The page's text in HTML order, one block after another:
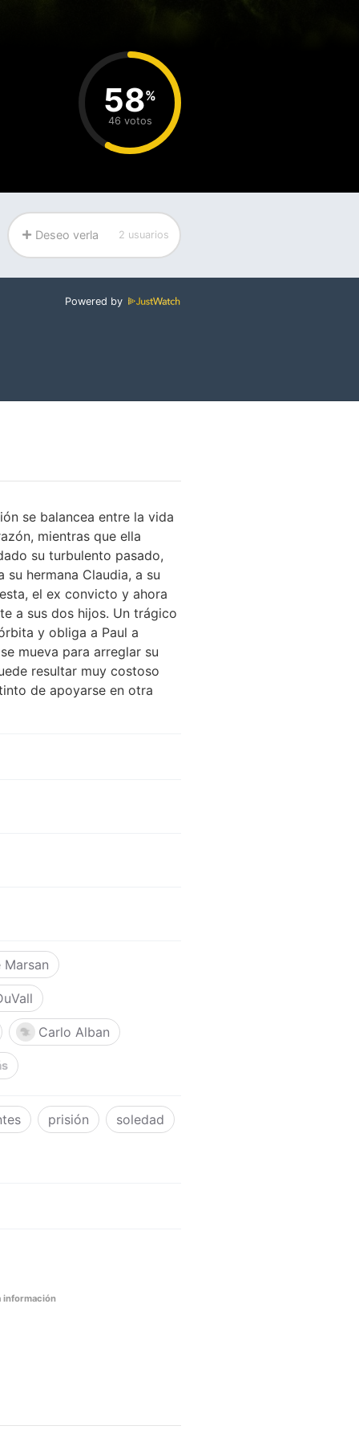
58%
46 votos
Deseo verla 2 usuarios
Powered by
se balancea entre la vida
mientras que ella
su turbulento pasado,
hermana Claudia, a su
el ex convicto y ahora
a sus dos hijos. Un trágico
y obliga a Paul a
mueva para arreglar su
resultar muy costoso
de apoyarse en otra
Marsan
Carlo Alban
prisión soledad
información